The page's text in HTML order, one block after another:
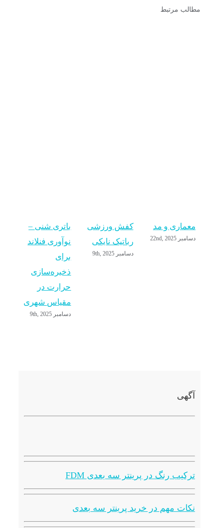
مطالب مرتبط
معماری و مد
دسامبر 22nd, 2025
کفش ورزشی
رباتیک نایکی
دسامبر 9th, 2025
باتری شنی –
نوآوری فنلاند
برای
ذخیره‌سازی
حرارت در
مقیاس شهری
دسامبر 9th, 2025
آگهی
ترکیب رنگ در پرینتر سه بعدی FDM
نکات مهم در خرید پرینتر سه بعدی